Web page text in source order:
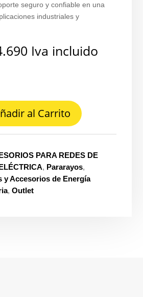
seguro y confiable en una
industriales y
Iva incluido
al Carrito
PARA REDES DE
, Pararayos,
y Accesorios de Energía
,Outlet